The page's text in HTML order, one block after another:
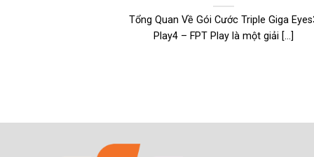
Tổng Quan Về Gói Cước Triple Giga
Play4 – FPT Play là một giải [...]